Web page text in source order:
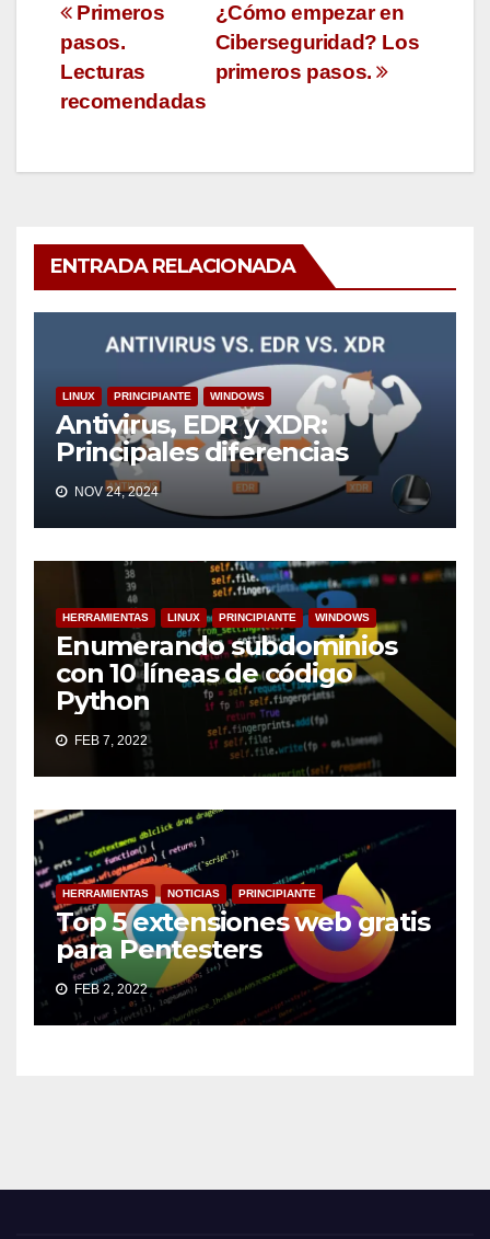
¿Cómo empezar en
Ciberseguridad? Los
primeros pasos.
Primeros
pasos.
Lecturas
recomendadas
ENTRADA RELACIONADA
LINUX PRINCIPIANTE WINDOWS
Antivirus, EDR y XDR:
Principales diferencias
NOV 24, 2024
HERRAMIENTAS LINUX PRINCIPIANTE WINDOWS
Enumerando subdominios
con 10 líneas de código
Python
FEB 7, 2022
HERRAMIENTAS NOTICIAS PRINCIPIANTE
Top 5 extensiones web gratis
para Pentesters
FEB 2, 2022